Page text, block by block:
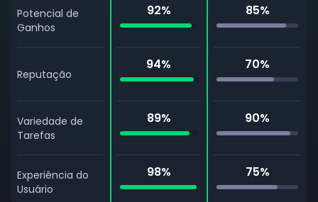
Potencial de
Ganhos
Reputação
Variedade de
Tarefas
Experiência do
Usuário
92%
94%
89%
98%
85%
70%
90%
75%